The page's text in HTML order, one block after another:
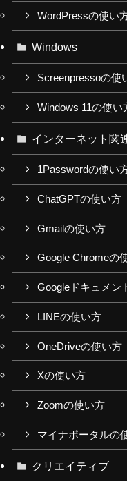
WordPressの使い
Windows
Screenpressoの使
Windows 11の使い
インターネット関
1Passwordの使い
ChatGPTの使い方
Gmailの使い方
Google Chromeの
Googleドキュメン
LINEの使い方
OneDriveの使い方
Xの使い方
Zoomの使い方
マイナポータルの
クリエイティブ